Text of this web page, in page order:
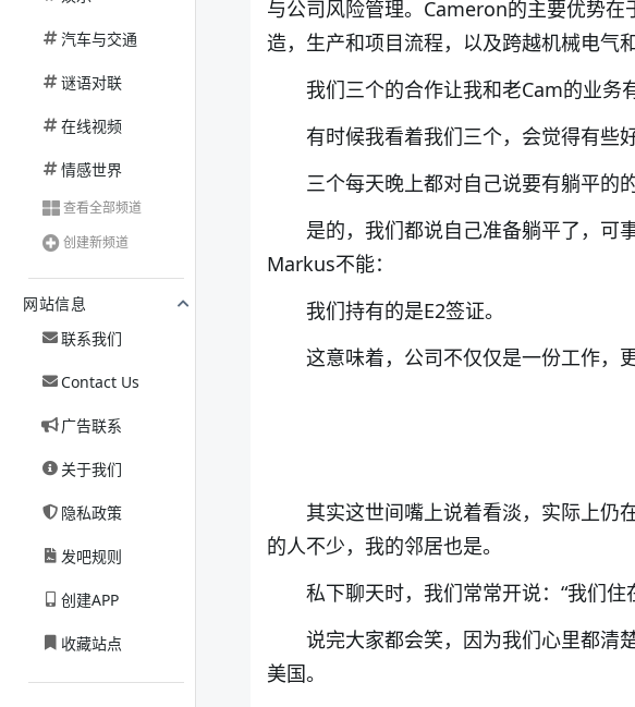
汽车与交通
谜语对联
在线视频
情感世界
查看全部频道
创建新频道
网站信息
联系我们
Contact Us
广告联系
关于我们
隐私政策
发吧规则
创建APP
收藏站点
与公司风险管理。 Cameron的主要优势在
造，生产和项目流程，以及跨越机械电气
我们三个的合作让我和老Cam的业务
有时候我看着我们三个，会觉得有些好
三个每天晚上都对自己说要有躺平的
是的，我们都说自己准备躺平了，可
Markus不能：
我们持有的是E2签证。
这意味着，公司不仅仅是一份工作，
其实这世间嘴上说着看淡，实际上仍
的人不少，我的邻居也是。
私下聊天时，我们常常开说：“我们
说完大家都会笑，因为我们心里都清
美国。